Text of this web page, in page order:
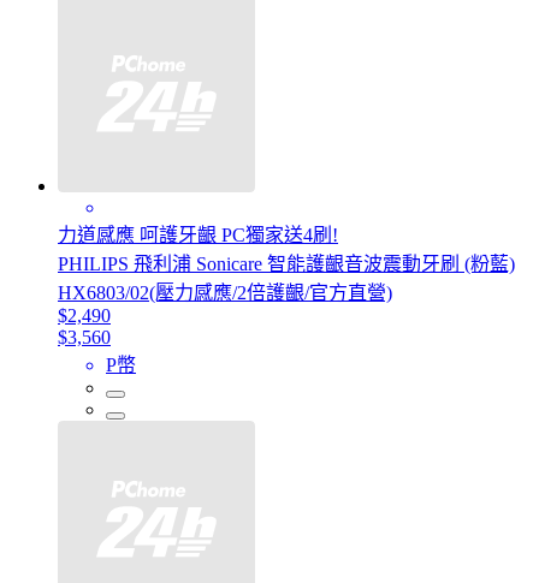
力道感應 呵護牙齦 PC獨家送4刷!
PHILIPS 飛利浦 Sonicare 智能護齦音波震動牙刷 (粉藍)
HX6803/02(壓力感應/2倍護齦/官方直營)
$2,490
$3,560
P幣